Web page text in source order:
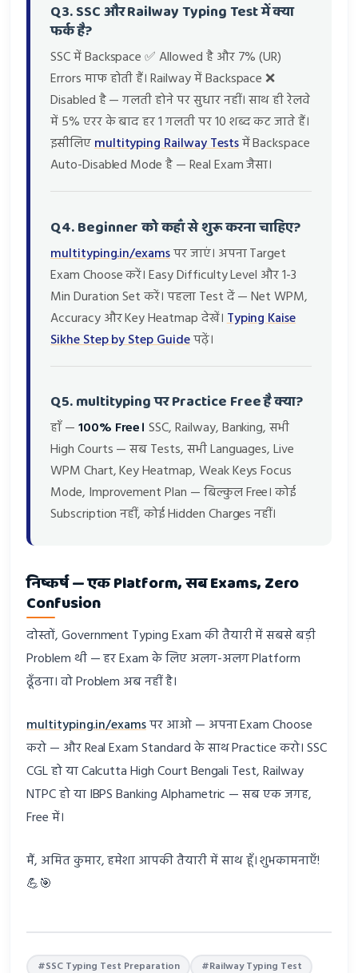
Q3. SSC और Railway Typing Test में क्या
फर्क है?
SSC में Backspace ✅ Allowed है और 7% (UR)
Errors माफ होती हैं। Railway में Backspace ❌
Disabled है — गलती होने पर सुधार नहीं। साथ ही रेलवे
में 5% एरर के बाद हर 1 गलती पर 10 शब्द कट जाते हैं।
इसीलिएmultityping Railway Testsमें Backspace
Auto-Disabled Mode है — Real Exam जैसा।
Q4. Beginner को कहाँ से शुरू करना चाहिए?
multityping.in/examsपर जाएं। अपना Target
Exam Choose करें। Easy Difficulty Level और 1-3
Min Duration Set करें। पहला Test दें — Net WPM,
Accuracy और Key Heatmap देखें।Typing Kaise
Sikhe Step by Step Guideपढ़ें।
Q5. multityping पर Practice Free है क्या?
हाँ —100% Free। SSC, Railway, Banking, सभी
High Courts — सब Tests, सभी Languages, Live
WPM Chart, Key Heatmap, Weak Keys Focus
Mode, Improvement Plan — बिल्कुल Free। कोई
Subscription नहीं, कोई Hidden Charges नहीं।
निष्कर्ष — एक Platform, सब Exams, Zero
Confusion
दोस्तों, Government Typing Exam की तैयारी में सबसे बड़ी
Problem थी — हर Exam के लिए अलग-अलग Platform
ढूँढना। वो Problem अब नहीं है।
multityping.in/examsपर आओ — अपना Exam Choose
करो — और Real Exam Standard के साथ Practice करो। SSC
CGL हो या Calcutta High Court Bengali Test, Railway
NTPC हो या IBPS Banking Alphametric — सब एक जगह,
Free में।
मैं, अमित कुमार, हमेशा आपकी तैयारी में साथ हूँ। शुभकामनाएँ!
💪🎯
#SSC Typing Test Preparation #Railway Typing Test